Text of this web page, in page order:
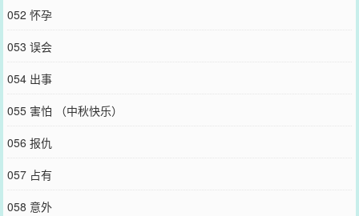
052 怀孕
053 误会
054 出事
055 害怕 （中秋快乐）
056 报仇
057 占有
058 意外